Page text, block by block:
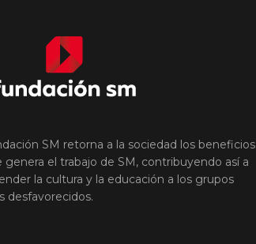
SM retorna a la sociedad los beneficios
genera el trabajo de SM, contribuyendo así a
la cultura y la educación a los grupos
desfavorecidos.